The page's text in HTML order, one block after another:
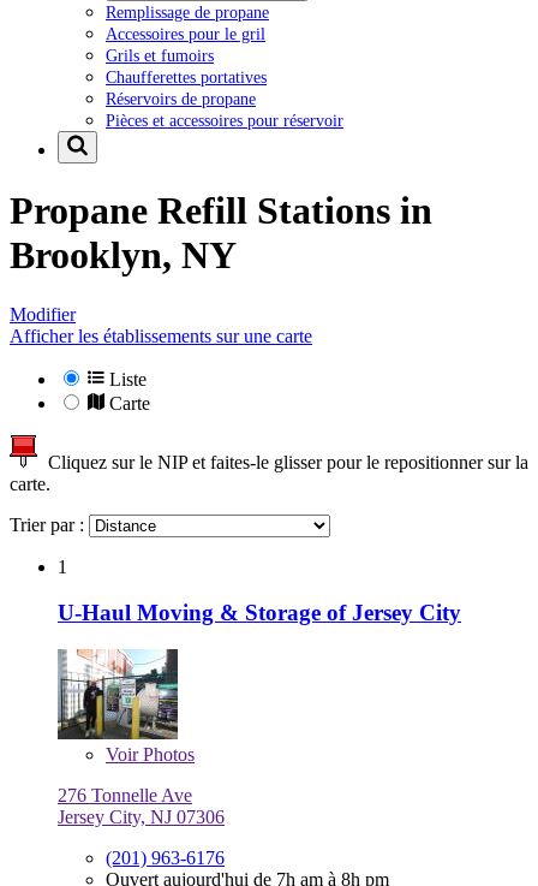
Remplissage de propane
Accessoires pour le gril
Grils et fumoirs
Chaufferettes portatives
Réservoirs de propane
Pièces et accessoires pour réservoir
Propane Refill Stations in
Brooklyn, NY
Modifier
Afficher les établissements sur une carte
Liste
Carte
Cliquez sur le NIP et faites-le glisser pour le repositionner sur la
carte.
Trier par :
1
U-Haul Moving & Storage of Jersey City
VoirPhotos
276 Tonnelle Ave
Jersey City, NJ 07306
(201) 963-6176
Ouvert aujourd'hui de 7h am à 8h pm